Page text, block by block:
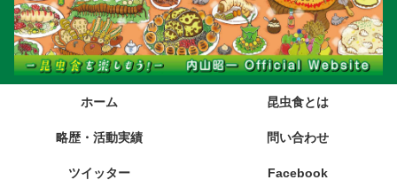
ホーム 昆虫食とは
略歴・活動実績 問い合わせ
ツイッター Facebook